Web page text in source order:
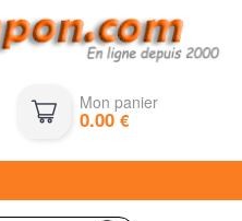
Mon panier
0.00€